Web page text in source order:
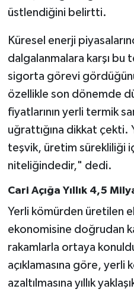
üstlendiğini belirtti.
Küresel enerji
dalgalanmalara karşı bu
sigorta görevi
özellikle son dönemde
fiyatlarının yerli termik
uğrattığına dikkat çekti.
teşvik, üretim sürekliliği
niteliğindedir," dedi.
Cari Açığa Yıllık 4,5
Yerli kömürden üretilen
ekonomisine doğrudan
rakamlarla ortaya
açıklamasına göre, yerli
azaltılmasına yıllık